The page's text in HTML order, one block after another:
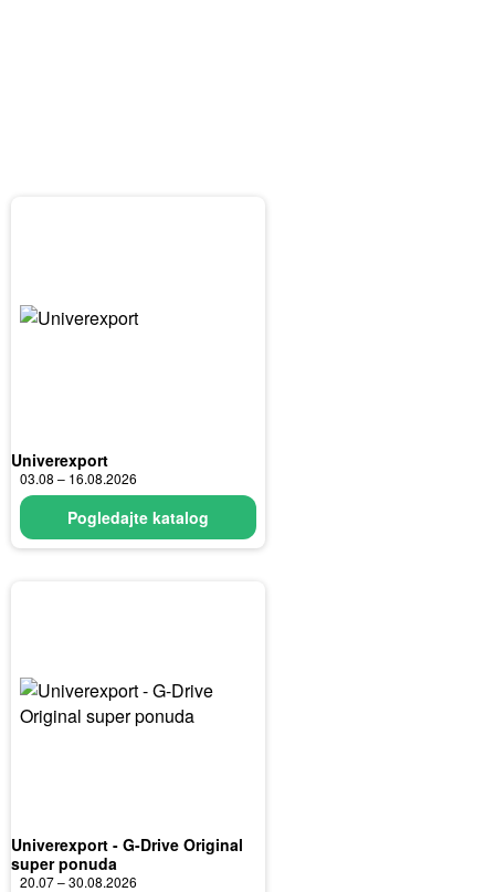
Univerexport
03.08 – 16.08.2026
Pogledajte katalog
Univerexport - G-Drive Original
super ponuda
20.07 – 30.08.2026